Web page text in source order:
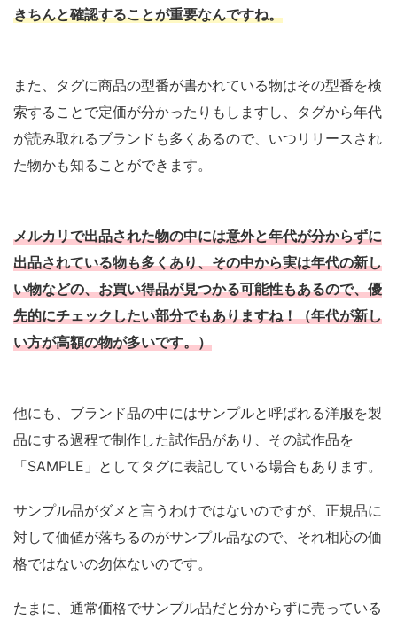
きちんと確認することが重要なんですね。
また、タグに商品の型番が書かれている物はその型番を検
索することで定価が分かったりもしますし、タグから年代
が読み取れるブランドも多くあるので、いつリリースされ
た物かも知ることができます。
メルカリで出品された物の中には意外と年代が分からずに
出品されている物も多くあり、その中から実は年代の新し
い物などの、お買い得品が見つかる可能性もあるので、優
先的にチェックしたい部分でもありますね！（年代が新し
い方が高額の物が多いです。）
他にも、ブランド品の中にはサンプルと呼ばれる洋服を製
品にする過程で制作した試作品があり、その試作品を
「SAMPLE」としてタグに表記している場合もあります。
サンプル品がダメと言うわけではないのですが、正規品に
対して価値が落ちるのがサンプル品なので、それ相応の価
格ではないの勿体ないのです。
たまに、通常価格でサンプル品だと分からずに売っている